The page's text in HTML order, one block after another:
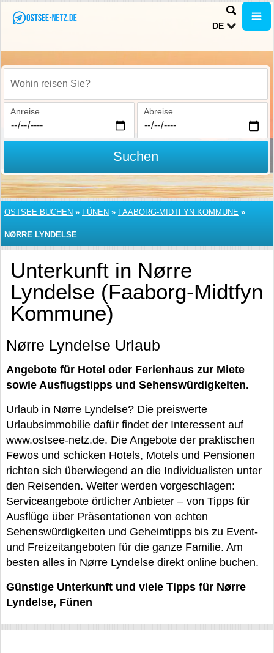
DE
Wohin reisen Sie?
Anreise Abreise
Suchen
OSTSEE BUCHEN » FÜNEN » FAABORG-MIDTFYN KOMMUNE »
NØRRE LYNDELSE
Unterkunft in Nørre
Lyndelse (Faaborg-Midtfyn
Kommune)
Nørre Lyndelse Urlaub
Angebote für Hotel oder Ferienhaus zur Miete
sowie Ausflugstipps und Sehenswürdigkeiten.
Urlaub in Nørre Lyndelse? Die preiswerte
Urlaubsimmobilie dafür findet der Interessent auf
www.ostsee-netz.de. Die Angebote der praktischen
Fewos und schicken Hotels, Motels und Pensionen
richten sich überwiegend an die Individualisten unter
den Reisenden. Weiter werden vorgeschlagen:
Serviceangebote örtlicher Anbieter – von Tipps für
Ausflüge über Präsentationen von echten
Sehenswürdigkeiten und Geheimtipps bis zu Event-
und Freizeitangeboten für die ganze Familie. Am
besten alles in Nørre Lyndelse direkt online buchen.
Günstige Unterkunft und viele Tipps für Nørre
Lyndelse, Fünen